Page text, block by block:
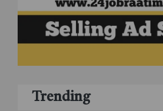
Trending